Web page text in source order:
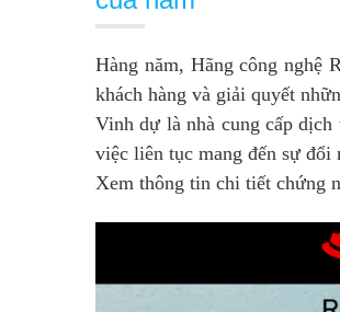
Hàng năm, Hãng công nghệ
khách hàng và giải quyết
Vinh dự là nhà cung cấp
việc liên tục mang đến sự đổi
Xem thông tin chi tiết chứng